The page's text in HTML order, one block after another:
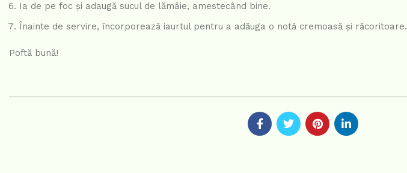
Ia de pe foc și adaugă sucul de lămâie, amestecând bine.
Înainte de servire, încorporează iaurtul pentru a adăuga o notă cremoasă și răcoritoare.
Poftă bună!